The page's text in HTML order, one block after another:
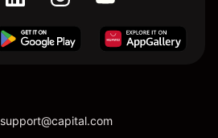
support@capital.com